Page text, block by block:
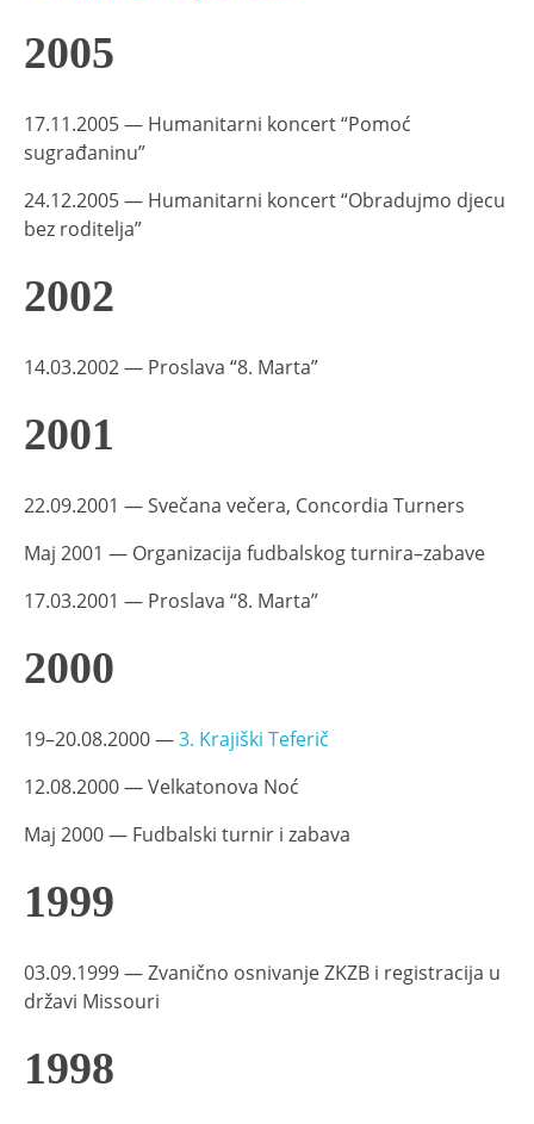
2005
17.11.2005 — Humanitarni koncert “Pomoć
sugrađaninu”
24.12.2005 — Humanitarni koncert “Obradujmo djecu
bez roditelja”
2002
14.03.2002 — Proslava “8. Marta”
2001
22.09.2001 — Svečana večera, Concordia Turners
Maj 2001 — Organizacija fudbalskog turnira–zabave
17.03.2001 — Proslava “8. Marta”
2000
19–20.08.2000 —3. Krajiški Teferič
12.08.2000 — Velkatonova Noć
Maj 2000 — Fudbalski turnir i zabava
1999
03.09.1999 — Zvanično osnivanje ZKZB i registracija u
državi Missouri
1998